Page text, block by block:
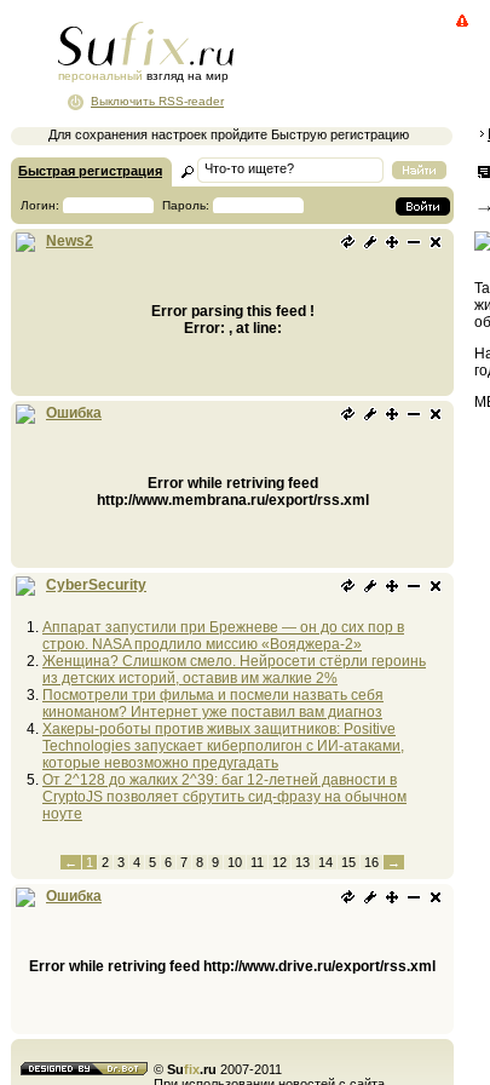
персональный взгляд на мир
Для сохранения настроек пройдите Быструю регистрацию
Выключить RSS-reader
Быстрая регистрация
Логин: Пароль:
News2
Error parsing this feed !
Error: , at line:
Ошибка
Error while retriving feed
http://www.membrana.ru/export/rss.xml
CyberSecurity
Аппарат запустили при Брежневе — он до сих пор в
строю. NASA продлило миссию «Вояджера-2»
Женщина? Слишком смело. Нейросети стёрли героинь
из детских историй, оставив им жалкие 2%
Посмотрели три фильма и посмели назвать себя
киноманом? Интернет уже поставил вам диагноз
Хакеры-роботы против живых защитников: Positive
Technologies запускает киберполигон с ИИ-атаками,
которые невозможно предугадать
От 2^128 до жалких 2^39: баг 12-летней давности в
CryptoJS позволяет сбрутить сид-фразу на обычном
ноуте
← 1 2 3 4 5 6 7 8 9 10 11 12 13 14 15 16 →
Ошибка
Error while retriving feed http://www.drive.ru/export/rss.xml
© Sufix.ru 2007-2011